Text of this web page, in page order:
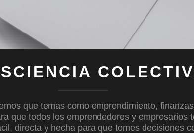
que temas como emprendimiento,
que todos los emprendedores y empresarios
directa y hecha para que tomes decisiones